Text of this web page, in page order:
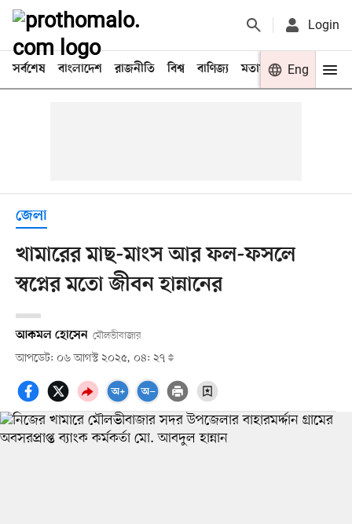
Login
সর্বশেষ বাংলাদেশ রাজনীতি বিশ্ব বাণিজ্য মতামত খেলা
Eng
জেলা
খামারের মাছ-মাংস আর ফল-ফসলে
স্বপ্নের মতো জীবন হান্নানের
আকমল হোসেন মৌলভীবাজার
আপডেট: ০৬ আগস্ট ২০২৫, ০৪: ২৭